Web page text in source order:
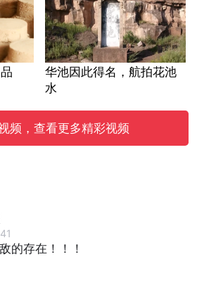
华池因此得名，航拍花池
水
频，查看更多精彩视频
的存在！！！